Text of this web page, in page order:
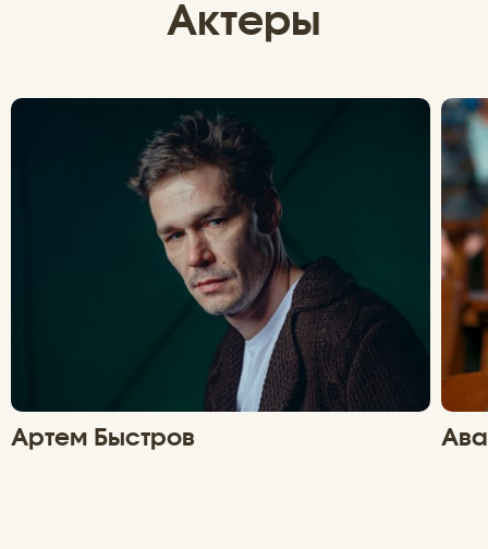
Актеры
Артем Быстров